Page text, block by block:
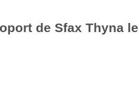
de Sfax Thyna